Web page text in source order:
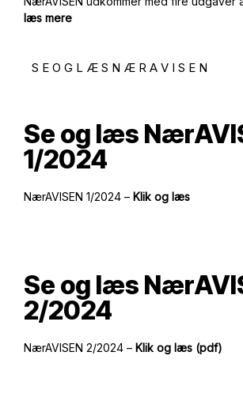
læs mere
S E O G L Æ S N Æ R A V I S E N
Se og læs
1/2024
NærAVISEN 1/2024 – Klik og læs
Se og læs
2/2024
NærAVISEN 2/2024 – Klik og læs (pdf)